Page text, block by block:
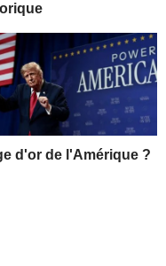
d'or de l'Amérique ?